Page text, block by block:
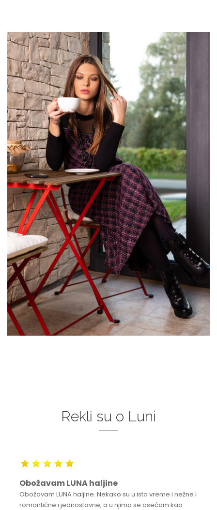
Rekli su o Luni
Obožavam LUNA haljine
Obožavam LUNA haljine. Nekako su u isto vreme i nežne i
romantične i jednostavne, a u njima se osećam kao